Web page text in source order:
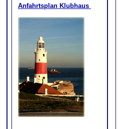
Anfahrtsplan Klubhaus